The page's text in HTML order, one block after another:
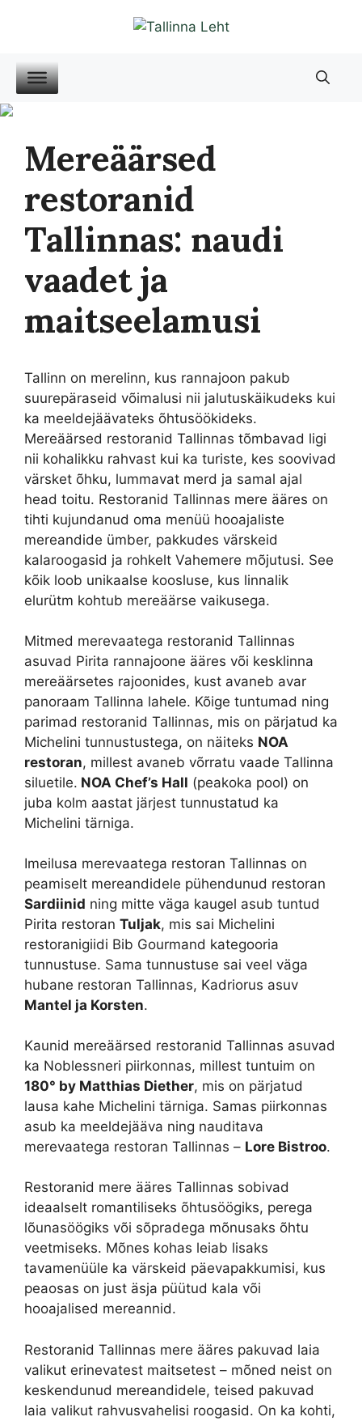
Mereäärsed
restoranid
Tallinnas: naudi
vaadet ja
maitseelamusi
Tallinn on merelinn, kus rannajoon pakub
suurepäraseid võimalusi nii jalutuskäikudeks kui
ka meeldejäävateks õhtusöökideks.
Mereäärsed restoranid Tallinnas tõmbavad ligi
nii kohalikku rahvast kui ka turiste, kes soovivad
värsket õhku, lummavat merd ja samal ajal
head toitu. Restoranid Tallinnas mere ääres on
tihti kujundanud oma menüü hooajaliste
mereandide ümber, pakkudes värskeid
kalaroogasid ja rohkelt Vahemere mõjutusi. See
kõik loob unikaalse koosluse, kus linnalik
elurütm kohtub mereäärse vaikusega.
Mitmed merevaatega restoranid Tallinnas
asuvad Pirita rannajoone ääres või kesklinna
mereäärsetes rajoonides, kust avaneb avar
panoraam Tallinna lahele. Kõige tuntumad ning
parimad restoranid Tallinnas, mis on pärjatud ka
Michelini tunnustustega, on näiteks NOA
restoran, millest avaneb võrratu vaade Tallinna
siluetile. NOA Chef’s Hall (peakoka pool) on
juba kolm aastat järjest tunnustatud ka
Michelini tärniga.
Imeilusa merevaatega restoran Tallinnas on
peamiselt mereandidele pühendunud restoran
Sardiinid ning mitte väga kaugel asub tuntud
Pirita restoran Tuljak, mis sai Michelini
restoranigiidi Bib Gourmand kategooria
tunnustuse. Sama tunnustuse sai veel väga
hubane restoran Tallinnas, Kadriorus asuv
Mantel ja Korsten.
Kaunid mereäärsed restoranid Tallinnas asuvad
ka Noblessneri piirkonnas, millest tuntuim on
180° by Matthias Diether, mis on pärjatud
lausa kahe Michelini tärniga. Samas piirkonnas
asub ka meeldejääva ning nauditava
merevaatega restoran Tallinnas – Lore Bistroo.
Restoranid mere ääres Tallinnas sobivad
ideaalselt romantiliseks õhtusöögiks, perega
lõunasöögiks või sõpradega mõnusaks õhtu
veetmiseks. Mõnes kohas leiab lisaks
tavamenüüle ka värskeid päevapakkumisi, kus
peaosas on just äsja püütud kala või
hooajalised mereannid.
Restoranid Tallinnas mere ääres pakuvad laia
valikut erinevatest maitsetest – mõned neist on
keskendunud mereandidele, teised pakuvad
laia valikut rahvusvahelisi roogasid. On ka kohti,